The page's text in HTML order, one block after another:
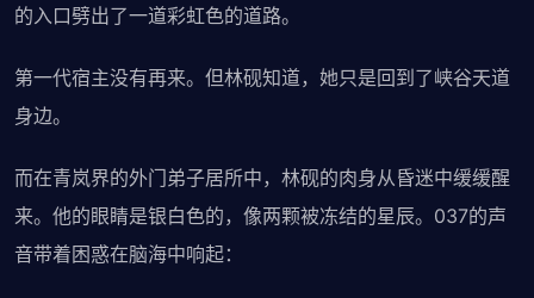
的入口劈出了一道彩虹色的道路。
第一代宿主没有再来。但林砚知道，她只是回到了峡谷天道
身边。
而在青岚界的外门弟子居所中，林砚的肉身从昏迷中缓缓醒
来。他的眼睛是银白色的，像两颗被冻结的星辰。037的声
音带着困惑在脑海中响起：